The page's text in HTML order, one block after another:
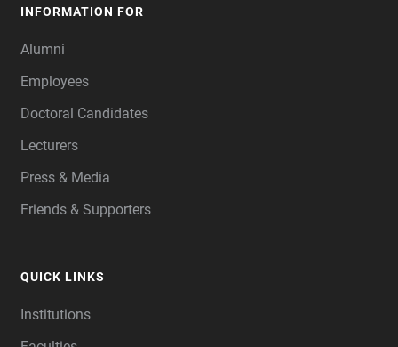
INFORMATION FOR
Alumni
Employees
Doctoral Candidates
Lecturers
Press & Media
Friends & Supporters
QUICK LINKS
Institutions